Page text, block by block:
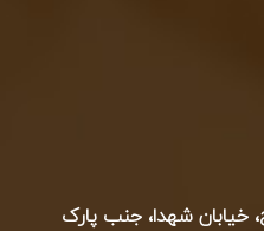
خیابان شهدا، جنب پارک